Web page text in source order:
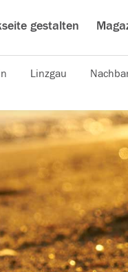
gestalten
Linzgau